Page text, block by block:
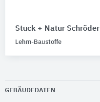
Stuck + Natur Schröder
Lehm-Baustoffe
GEBÄUDEDATEN